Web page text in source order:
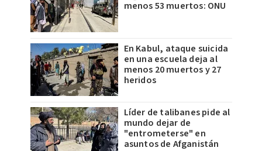
menos 53 muertos: ONU
En Kabul, ataque suicida
en una escuela deja al
menos 20 muertos y 27
heridos
Líder de talibanes pide al
mundo dejar de
"entrometerse" en
asuntos de Afganistán